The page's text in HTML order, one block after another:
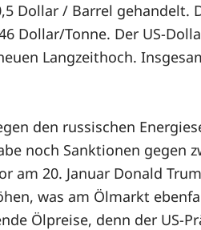
Dollar / Barrel gehandelt.
Dollar/Tonne. Der US-
Langzeithoch.
den russischen
noch Sanktionen gegen
am 20. Januar Donald
was am Ölmarkt
Ölpreise, denn der US-